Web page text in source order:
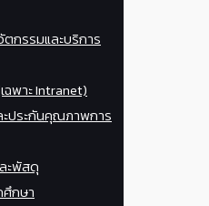
กรรมและบริการ
ฉพาะ Intranet)
ะประกันคุณภาพการ
ะพัสดุ
กษา